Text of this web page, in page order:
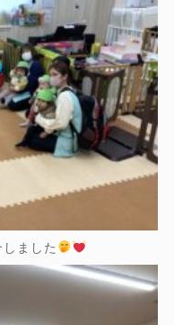
ました